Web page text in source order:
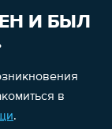
И БЫЛ
в
.